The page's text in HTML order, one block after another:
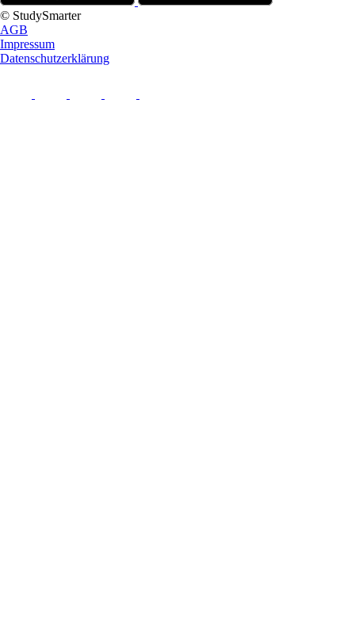
© StudySmarter
AGB
Impressum
Datenschutzerklärung